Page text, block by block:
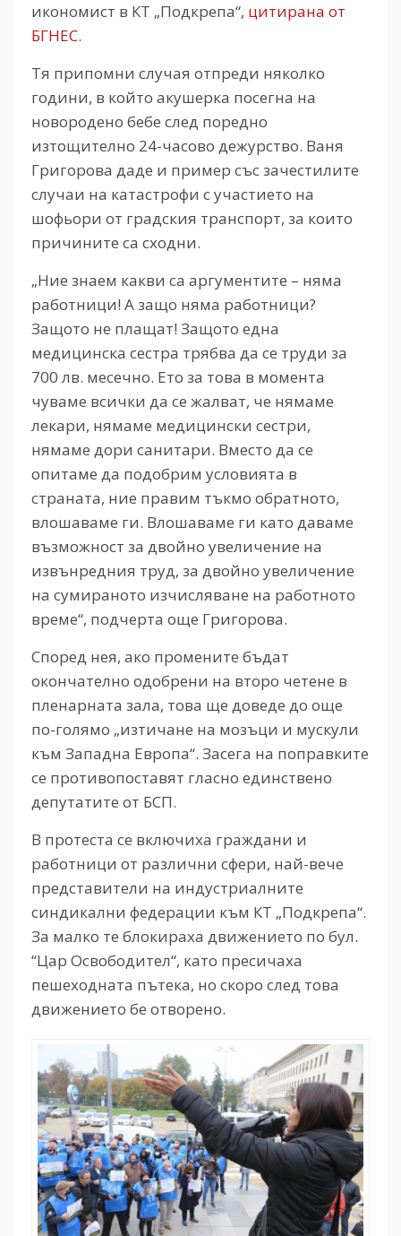
икономист в КТ „Подкрепа“, цитирана от
БГНЕС.
Тя припомни случая отпреди няколко
години, в който акушерка посегна на
новородено бебе след поредно
изтощително 24-часово дежурство. Ваня
Григорова даде и пример със зачестилите
случаи на катастрофи с участието на
шофьори от градския транспорт, за които
причините са сходни.
„Ние знаем какви са аргументите – няма
работници! А защо няма работници?
Защото не плащат! Защото една
медицинска сестра трябва да се труди за
700 лв. месечно. Ето за това в момента
чуваме всички да се жалват, че нямаме
лекари, нямаме медицински сестри,
нямаме дори санитари. Вместо да се
опитаме да подобрим условията в
страната, ние правим тъкмо обратното,
влошаваме ги. Влошаваме ги като даваме
възможност за двойно увеличение на
извънредния труд, за двойно увеличение
на сумираното изчисляване на работното
време“, подчерта още Григорова.
Според нея, ако промените бъдат
окончателно одобрени на второ четене в
пленарната зала, това ще доведе до още
по-голямо „изтичане на мозъци и мускули
към Западна Европа“. Засега на поправките
се противопоставят гласно единствено
депутатите от БСП.
В протеста се включиха граждани и
работници от различни сфери, най-вече
представители на индустриалните
синдикални федерации към КТ „Подкрепа“.
За малко те блокираха движението по бул.
“Цар Освободител“, като пресичаха
пешеходната пътека, но скоро след това
движението бе отворено.